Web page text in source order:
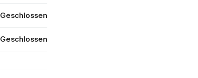
Geschlossen
Geschlossen